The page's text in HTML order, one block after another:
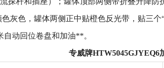
灰色，罐体两侧正中贴橙色反光带，贴三个
动回位卷盘和加油**。
专威牌HTW5045GJYEQ6